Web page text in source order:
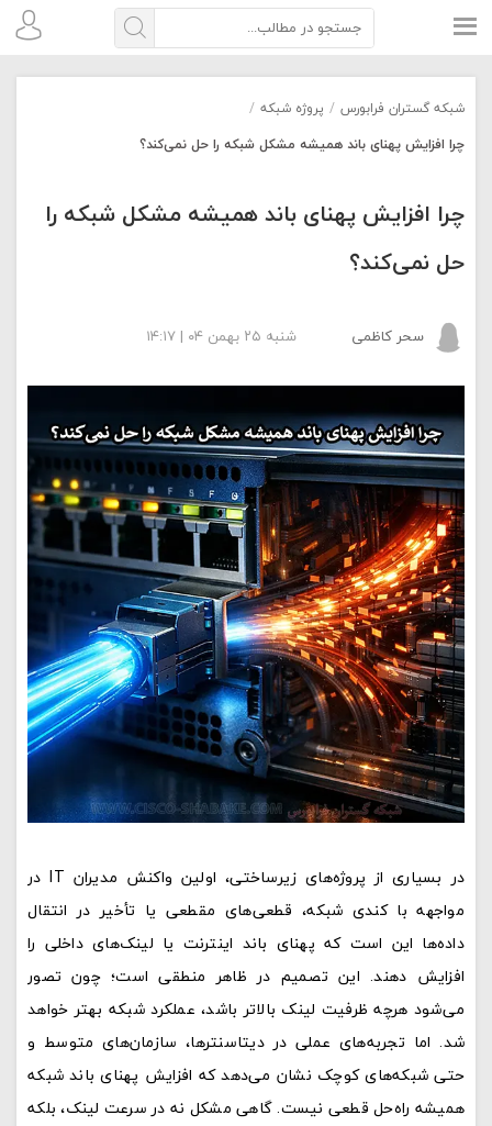
شبکه گستران فرابورس / پروژه شبکه /
چرا افزایش پهنای باند همیشه مشکل شبکه را حل نمی‌کند؟
چرا افزایش پهنای باند همیشه مشکل شبکه را
حل نمی‌کند؟
سحر کاظمی شنبه ۲۵ بهمن ۰۴ | ۱۴:۱۷
در بسیاری از پروژه‌های زیرساختی، اولین واکنش مدیران IT در
مواجهه با کندی شبکه، قطعی‌های مقطعی یا تأخیر در انتقال
داده‌ها این است که پهنای باند اینترنت یا لینک‌های داخلی را
افزایش دهند. این تصمیم در ظاهر منطقی است؛ چون تصور
می‌شود هرچه ظرفیت لینک بالاتر باشد، عملکرد شبکه بهتر خواهد
شد. اما تجربه‌های عملی در دیتاسنترها، سازمان‌های متوسط و
حتی شبکه‌های کوچک نشان می‌دهد که افزایش پهنای باند شبکه
همیشه راه‌حل قطعی نیست. گاهی مشکل نه در سرعت لینک، بلکه